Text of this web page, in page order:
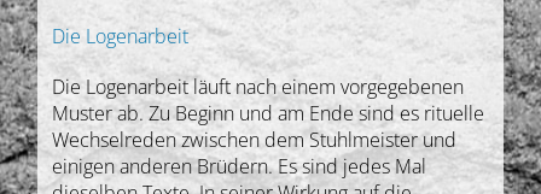
Die Logenarbeit
Die Logenarbeit läuft nach einem vorgegebenen
Muster ab. Zu Beginn und am Ende sind es rituelle
Wechselreden zwischen dem Stuhlmeister und
einigen anderen Brüdern. Es sind jedes Mal